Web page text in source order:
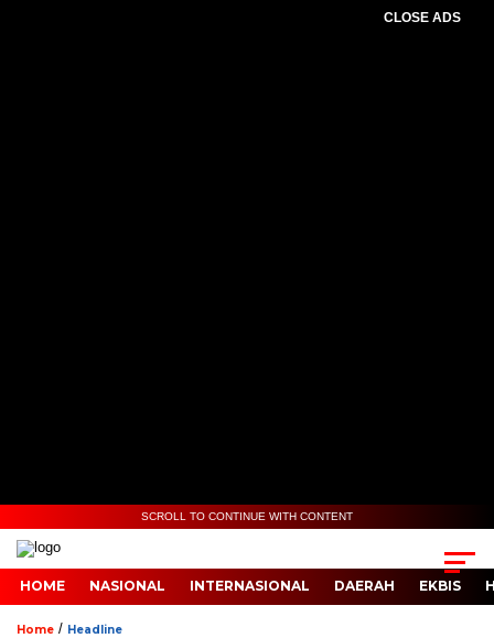
CLOSE ADS
SCROLL TO CONTINUE WITH CONTENT
HOME NASIONAL INTERNASIONAL DAERAH EKBIS
Home / Headline